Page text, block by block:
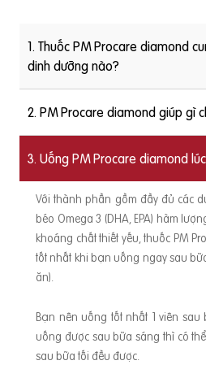
1. Thuốc PM Procare diamond
dinh dưỡng nào?
2. PM Procare diamond giúp gì
3. Uống PM Procare diamond
Với thành phần gồm đầy đủ các
béo Omega 3 (DHA, EPA) hàm
khoáng chất thiết yếu, thuốc PM
tốt nhất khi bạn uống ngay sau
ăn).
Bạn nên uống tốt nhất 1 viên
uống được sau bữa sáng thì có
sau bữa tối đều được.